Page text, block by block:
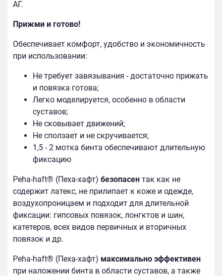
АГ.
Прижми и готово!
Обеспечивает комфорт, удобство и экономичность
при использовании:
Не требует завязывания - достаточно прижать
и повязка готова;
Легко моделируется, особенно в области
суставов;
Не сковывает движений;
Не сползает и не скручивается;
1,5 - 2 мотка бинта обеспечивают длительную
фиксацию
Peha-haft® (Пеха-хафт) безопасен так как не
содержит латекс, не прилипает к коже и одежде,
воздухопроницаем и подходит для длительной
фиксации: гипсовых повязок, лонгктов и шин,
катетеров, всех видов первичных и вторичных
повязок и др.
Peha-haft® (Пеха-хафт) максимально эффективен
при наложении бинта в области суставов, а также